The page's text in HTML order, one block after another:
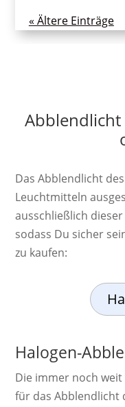
« Ältere Einträge
Abblendlicht
Das Abblendlicht
Leuchtmitteln
ausschließlich
sodass Du sicher
zu kaufen:
Halogen-
Die immer noch
für das Abblendlicht